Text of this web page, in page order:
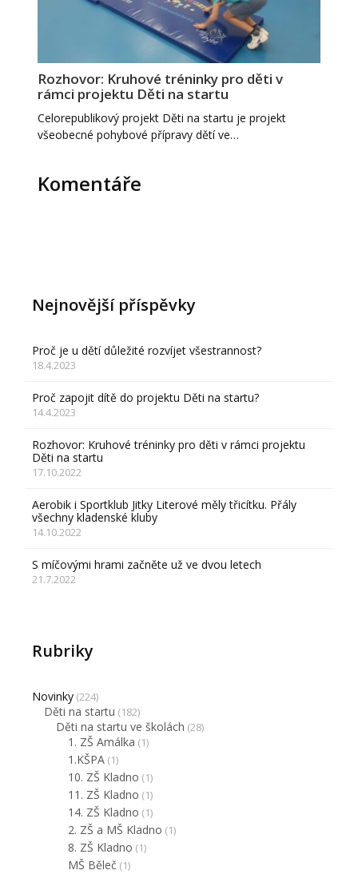
Rozhovor: Kruhové tréninky pro děti v
rámci projektu Děti na startu
Celorepublikový projekt Děti na startu je projekt
všeobecné pohybové přípravy dětí ve…
Komentáře
Nejnovější příspěvky
Proč je u dětí důležité rozvíjet všestrannost?
18.4.2023
Proč zapojit dítě do projektu Děti na startu?
14.4.2023
Rozhovor: Kruhové tréninky pro děti v rámci projektu
Děti na startu
17.10.2022
Aerobik i Sportklub Jitky Literové měly třicítku. Přály
všechny kladenské kluby
14.10.2022
S míčovými hrami začněte už ve dvou letech
21.7.2022
Rubriky
Novinky (224)
Děti na startu (182)
Děti na startu ve školách (28)
1. ZŠ Amálka (1)
1.KŠPA (1)
10. ZŠ Kladno (1)
11. ZŠ Kladno (1)
14. ZŠ Kladno (1)
2. ZŠ a MŠ Kladno (1)
8. ZŠ Kladno (1)
MŠ Běleč (1)